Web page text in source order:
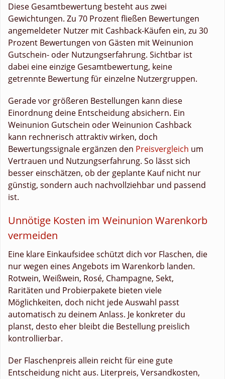
Diese Gesamtbewertung besteht aus zwei
Gewichtungen. Zu 70 Prozent fließen Bewertungen
angemeldeter Nutzer mit Cashback-Käufen ein, zu 30
Prozent Bewertungen von Gästen mit Weinunion
Gutschein- oder Nutzungserfahrung. Sichtbar ist
dabei eine einzige Gesamtbewertung, keine
getrennte Bewertung für einzelne Nutzergruppen.
Gerade vor größeren Bestellungen kann diese
Einordnung deine Entscheidung absichern. Ein
Weinunion Gutschein oder Weinunion Cashback
kann rechnerisch attraktiv wirken, doch
Bewertungssignale ergänzen den Preisvergleich um
Vertrauen und Nutzungserfahrung. So lässt sich
besser einschätzen, ob der geplante Kauf nicht nur
günstig, sondern auch nachvollziehbar und passend
ist.
Unnötige Kosten im Weinunion Warenkorb
vermeiden
Eine klare Einkaufsidee schützt dich vor Flaschen, die
nur wegen eines Angebots im Warenkorb landen.
Rotwein, Weißwein, Rosé, Champagne, Sekt,
Raritäten und Probierpakete bieten viele
Möglichkeiten, doch nicht jede Auswahl passt
automatisch zu deinem Anlass. Je konkreter du
planst, desto eher bleibt die Bestellung preislich
kontrollierbar.
Der Flaschenpreis allein reicht für eine gute
Entscheidung nicht aus. Literpreis, Versandkosten,